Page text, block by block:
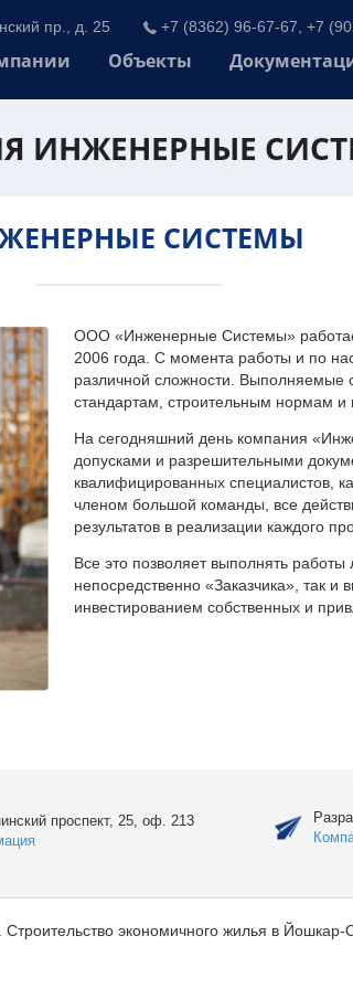
пр., д. 25 +7 (8362) 96-67-67, +7
Объекты
ИНЖЕНЕРНЫЕ
СИСТЕМЫ
ООО «Инженерные Системы»
2006 года. С момента работы и по
различной сложности. Выполняемые
стандартам, строительным нормам и
На сегодняшний день компания
допусками и разрешительными
квалифицированных специалистов,
членом большой команды, все
результатов в реализации каждого
Все это позволяет выполнять
непосредственно «Заказчика», так
инвестированием собственных и
проспект, 25, оф. 213
экономичного жилья в